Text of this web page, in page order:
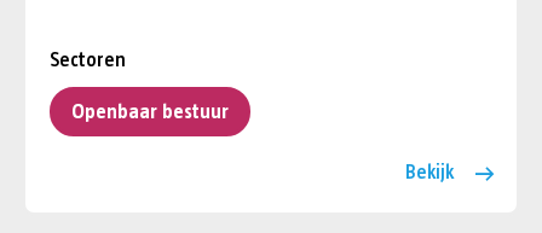
Sectoren
Openbaar bestuur
Bekijk